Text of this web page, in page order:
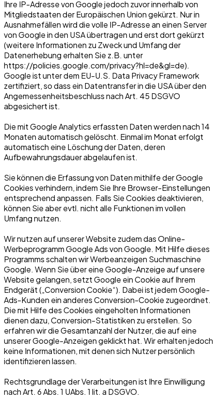
Ihre IP-Adresse von Google jedoch zuvor innerhalb von
Mitgliedstaaten der Europäischen Union gekürzt. Nur in
Ausnahmefällen wird die volle IP-Adresse an einen Server
von Google in den USA übertragen und erst dort gekürzt
(weitere Informationen zu Zweck und Umfang der
Datenerhebung erhalten Sie z.B. unter
https://policies.google.com/privacy?hl=de&gl=de).
Google ist unter dem EU-U.S. Data Privacy Framework
zertifiziert, so dass ein Datentransfer in die USA über den
Angemessenheitsbeschluss nach Art. 45 DSGVO
abgesichert ist.
Die mit Google Analytics erfassten Daten werden nach 14
Monaten automatisch gelöscht. Einmal im Monat erfolgt
automatisch eine Löschung der Daten, deren
Aufbewahrungsdauer abgelaufen ist.
Sie können die Erfassung von Daten mithilfe der Google
Cookies verhindern, indem Sie Ihre Browser-Einstellungen
entsprechend anpassen. Falls Sie Cookies deaktivieren,
können Sie aber evtl. nicht alle Funktionen im vollen
Umfang nutzen.
Wir nutzen auf unserer Website zudem das Online-
Werbeprogramm Google Ads von Google. Mit Hilfe dieses
Programms schalten wir Werbeanzeigen Suchmaschine
Google. Wenn Sie über eine Google-Anzeige auf unsere
Website gelangen, setzt Google ein Cookie auf Ihrem
Endgerät („Conversion Cookie“). Dabei ist jedem Google-
Ads-Kunden ein anderes Conversion-Cookie zugeordnet.
Die mit Hilfe des Cookies eingeholten Informationen
dienen dazu, Conversion-Statistiken zu erstellen. So
erfahren wir die Gesamtanzahl der Nutzer, die auf eine
unserer Google-Anzeigen geklickt hat. Wir erhalten jedoch
keine Informationen, mit denen sich Nutzer persönlich
identifizieren lassen.
Rechtsgrundlage der Verarbeitungen ist Ihre Einwilligung
nach Art. 6 Abs. 1 UAbs. 1 lit. a DSGVO.